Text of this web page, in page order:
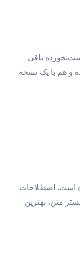
باقی
و هم با یک نسخه
است. اصطلاحات
متن، بهترین